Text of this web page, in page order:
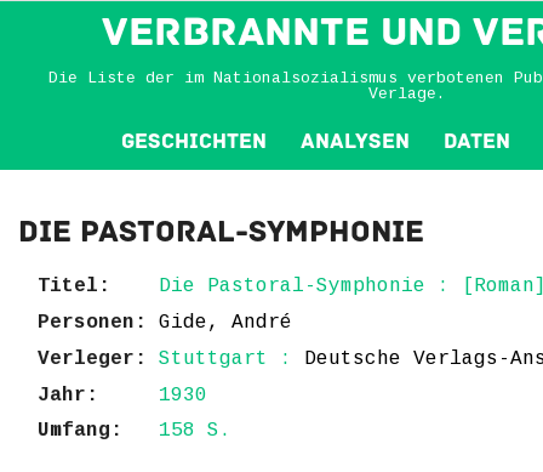
VERBRANNTE und
Die Liste der im Nationalsozialismus verbotenen
Verlage.
Geschichten Analysen Daten
Die Pastoral-Symphonie
Titel:
Die Pastoral-Symphonie :
Personen:
Gide, André
Verleger:
Stuttgart : Deutsche Verlags-
Jahr:
1930
Umfang:
158 S.